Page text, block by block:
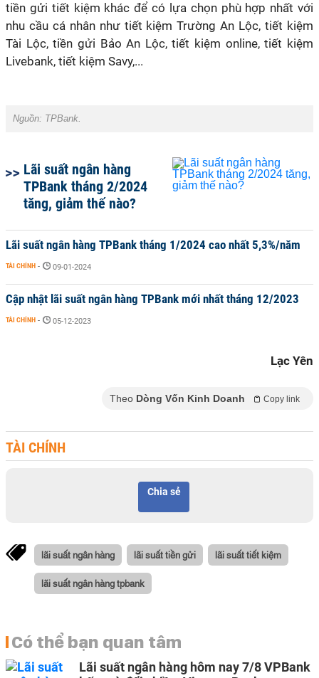
tiền gửi tiết kiệm khác để có lựa chọn phù hợp nhất với
nhu cầu cá nhân như tiết kiệm Trường An Lộc, tiết kiệm
Tài Lộc, tiền gửi Bảo An Lộc, tiết kiệm online, tiết kiệm
Livebank, tiết kiệm Savy,...
Nguồn: TPBank.
Lãi suất ngân hàng
TPBank tháng 2/2024
tăng, giảm thế nào?
Lãi suất ngân hàng TPBank tháng 1/2024 cao nhất 5,3%/năm
TÀI CHÍNH - 09-01-2024
Cập nhật lãi suất ngân hàng TPBank mới nhất tháng 12/2023
TÀI CHÍNH - 05-12-2023
Lạc Yên
Theo Dòng Vốn Kinh Doanh Copy link
TÀI CHÍNH
Chia sẻ
lãi suất ngân hàng lãi suất tiền gửi lãi suất tiết kiệm
lãi suất ngân hàng tpbank
Có thể bạn quan tâm
Lãi suất ngân hàng hôm nay 7/8 VPBank